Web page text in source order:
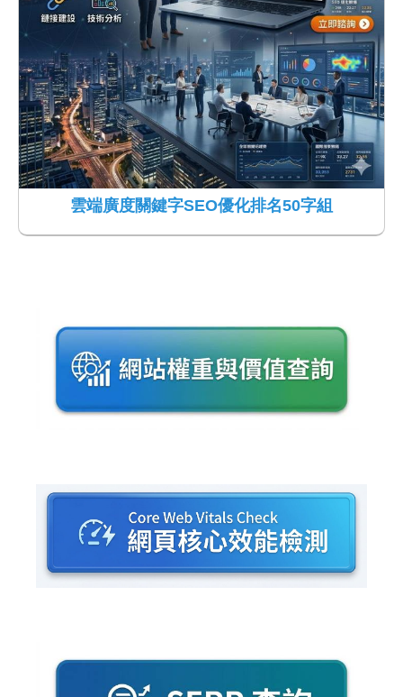
雲端廣度關鍵字SEO優化排名50字組